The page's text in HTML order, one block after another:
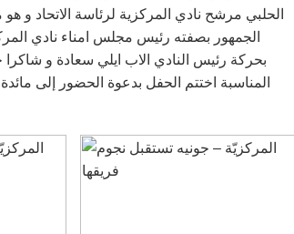
الحلبي مرشح نادي المركزية لرئاسة الاتحاد و
الجمهور بصفته رئيس مجلس امناء نادي
بحركة رئيس النادي الاب ايلي سعادة و شاكرا
المناسبة اختتم الحفل بدعوة الحضور إلى